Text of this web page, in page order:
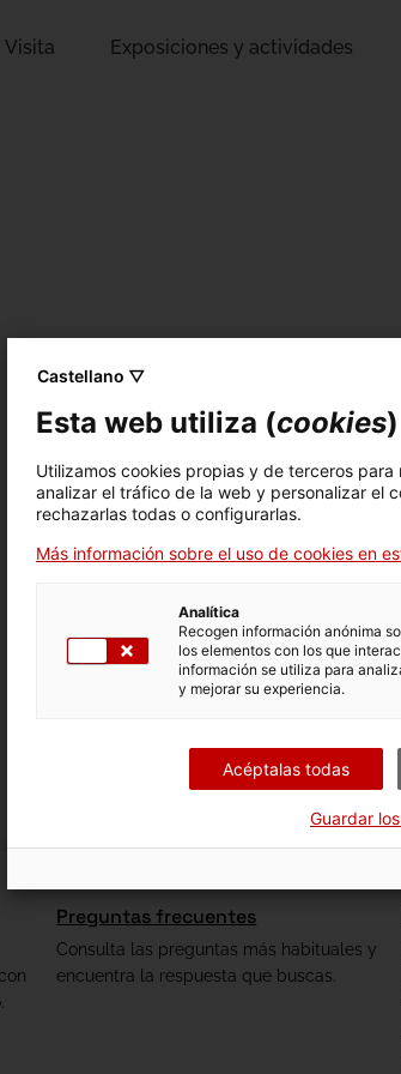
Visita Exposiciones y actividades
Preguntas frecuentes
Consulta las preguntas más habituales y
encuentra la respuesta que buscas.
Castellano ▽
Esta web utiliza (cookies)
Utilizamos cookies propias y de terceros
analizar el tráfico de la web y personalizar el
rechazarlas todas o configurarlas.
Más información sobre el uso de cookies en
Analítica
Recogen información anónima
los elementos con los que
información se utiliza para
y mejorar su experiencia.
Acéptalas todas
Guardar